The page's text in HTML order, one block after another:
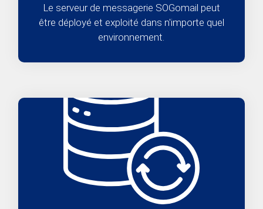
Le serveur de messagerie SOGomail peut
être déployé et exploité dans n'importe quel
environnement.